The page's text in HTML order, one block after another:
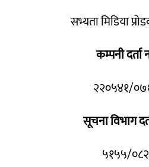
सभ्यता मिडिया
कम्पनी दर्ता
२२०५४१/
सूचना विभाग
५१५५/